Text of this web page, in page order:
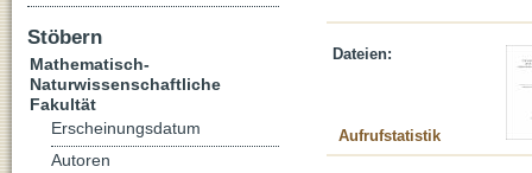
Dateien:
Aufrufstatistik
Stöbern
Mathematisch-
Naturwissenschaftliche
Fakultät
Erscheinungsdatum
Autoren